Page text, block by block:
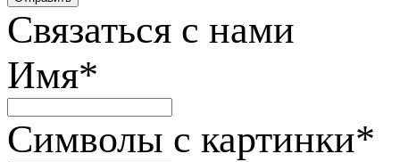
Связаться с нами
Имя*
Символы с картинки*